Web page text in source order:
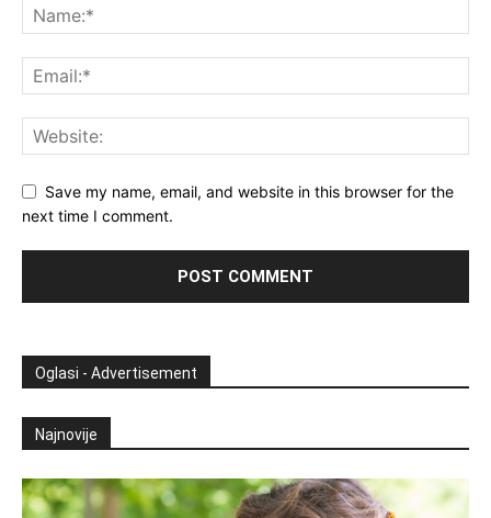
Save my name, email, and website in this browser for the
next time I comment.
Oglasi - Advertisement
Najnovije